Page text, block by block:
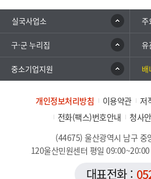
실국사업소 주
구·군 누리집 유
중소기업지원 배
개인정보처리방침 이용약관 저
전화(팩스)번호안내
청사
(44675) 울산광역시 남구 중
120울산민원센터 평일
대표전화 :